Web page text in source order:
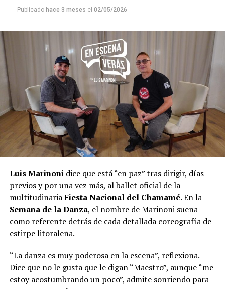
Publicado hace 3 meses el 02/05/2026
Luis Marinonidice que está “en paz” tras dirigir, días
previos y por una vez más, al ballet oficial de la
multitudinariaFiesta Nacional del Chamamé. En la
Semana de la Danza, el nombre de Marinoni suena
como referente detrás de cada detallada coreografía de
estirpe litoraleña.
“La danza es muy poderosa en la escena”, reflexiona.
Dice que no le gusta que le digan “Maestro”, aunque “me
estoy acostumbrando un poco”, admite sonriendo para